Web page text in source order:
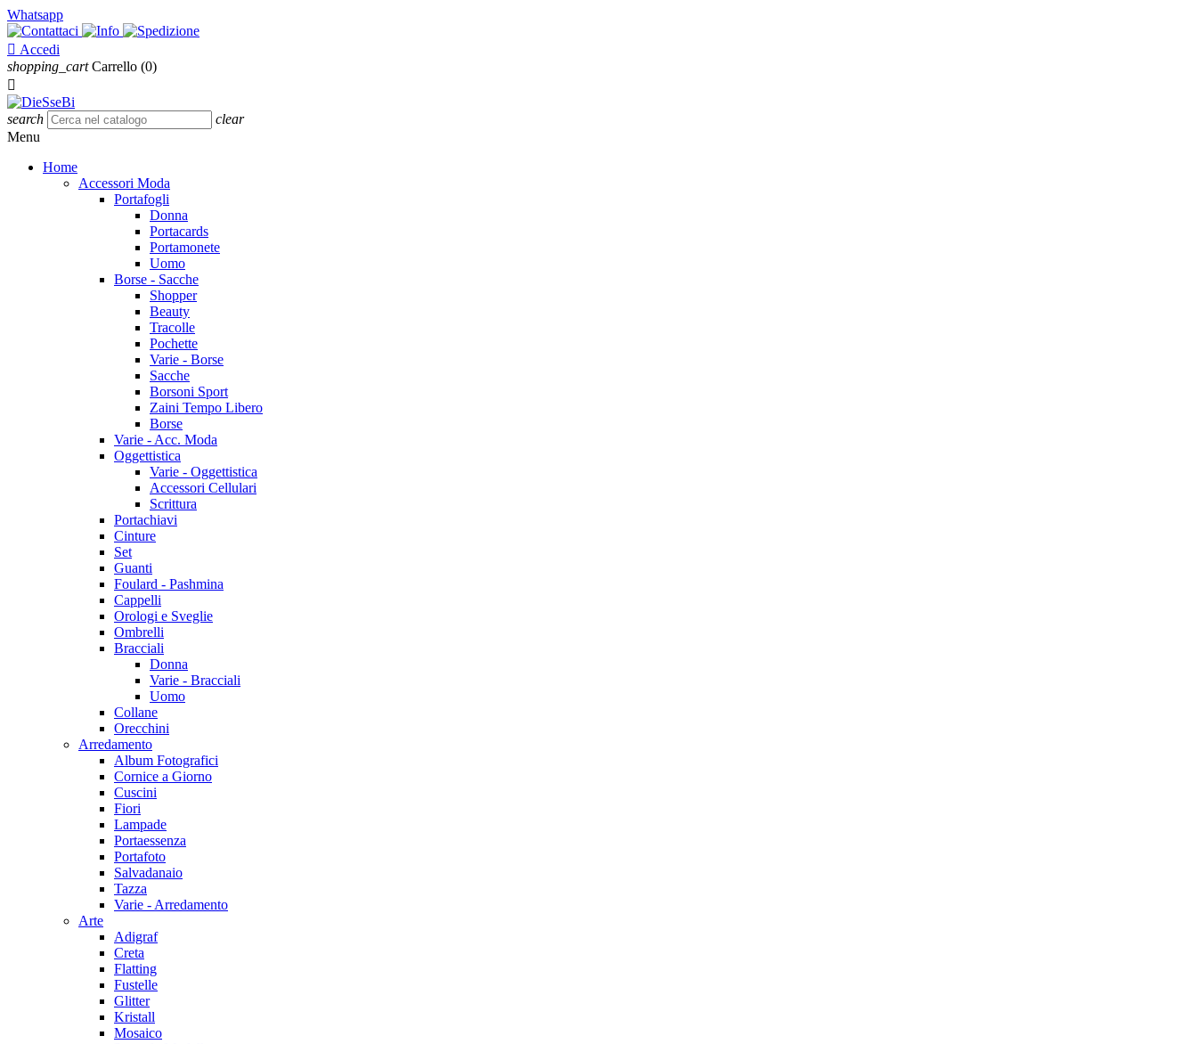
Whatsapp
 Accedi
shopping_cart Carrello (0)

search
clear
Menu
Home
Accessori Moda
Portafogli
Donna
Portacards
Portamonete
Uomo
Borse - Sacche
Shopper
Beauty
Tracolle
Pochette
Varie - Borse
Sacche
Borsoni Sport
Zaini Tempo Libero
Borse
Varie - Acc. Moda
Oggettistica
Varie - Oggettistica
Accessori Cellulari
Scrittura
Portachiavi
Cinture
Set
Guanti
Foulard - Pashmina
Cappelli
Orologi e Sveglie
Ombrelli
Bracciali
Donna
Varie - Bracciali
Uomo
Collane
Orecchini
Arredamento
Album Fotografici
Cornice a Giorno
Cuscini
Fiori
Lampade
Portaessenza
Portafoto
Salvadanaio
Tazza
Varie - Arredamento
Arte
Adigraf
Creta
Flatting
Fustelle
Glitter
Kristall
Mosaico